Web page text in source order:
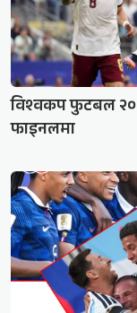
विश्वकप फुटबल
फाइनलमा